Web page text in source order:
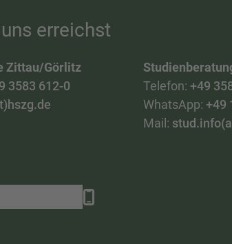
erreichst
Zittau/Görlitz
3583 612-0
Telefon: +49
WhatsApp: +49
Mail: